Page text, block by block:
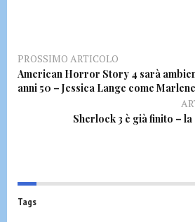
PROSSIMO ARTICOLO
American Horror Story 4 sarà
anni 50 – Jessica Lange come
Sherlock 3 è già finito –
Tags